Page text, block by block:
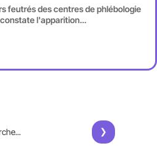
feutrés des centres de phlébologie
l'apparition…